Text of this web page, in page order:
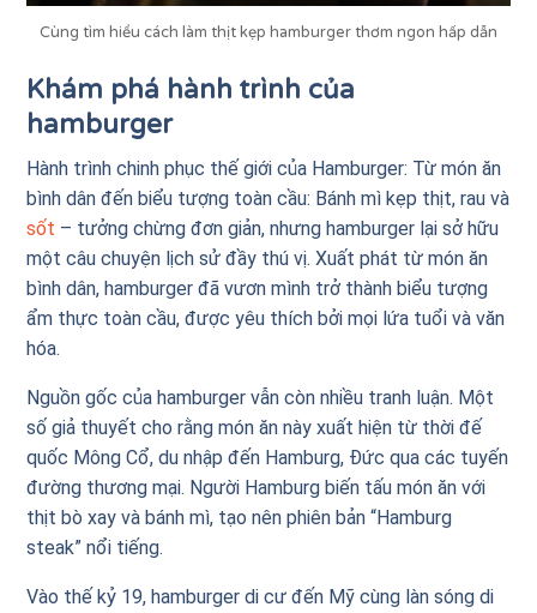
Cùng tìm hiểu cách làm thịt kẹp hamburger thơm ngon hấp dẫn
Khám phá hành trình của
hamburger
Hành trình chinh phục thế giới của Hamburger: Từ món ăn
bình dân đến biểu tượng toàn cầu: Bánh mì kẹp thịt, rau và
sốt – tưởng chừng đơn giản, nhưng hamburger lại sở hữu
một câu chuyện lịch sử đầy thú vị. Xuất phát từ món ăn
bình dân, hamburger đã vươn mình trở thành biểu tượng
ẩm thực toàn cầu, được yêu thích bởi mọi lứa tuổi và văn
hóa.
Nguồn gốc của hamburger vẫn còn nhiều tranh luận. Một
số giả thuyết cho rằng món ăn này xuất hiện từ thời đế
quốc Mông Cổ, du nhập đến Hamburg, Đức qua các tuyến
đường thương mại. Người Hamburg biến tấu món ăn với
thịt bò xay và bánh mì, tạo nên phiên bản “Hamburg
steak” nổi tiếng.
Vào thế kỷ 19, hamburger di cư đến Mỹ cùng làn sóng di